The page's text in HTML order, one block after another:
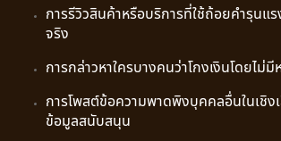
การรีวิวสินค้าหรือบริการที่ใช้ถ้อยคำรุนแ
จริง
การกล่าวหาใครบางคนว่าโกงเงินโดยไม่
การโพสต์ข้อความพาดพิงบุคคลอื่นในเชิง
ข้อมูลสนับสนุน